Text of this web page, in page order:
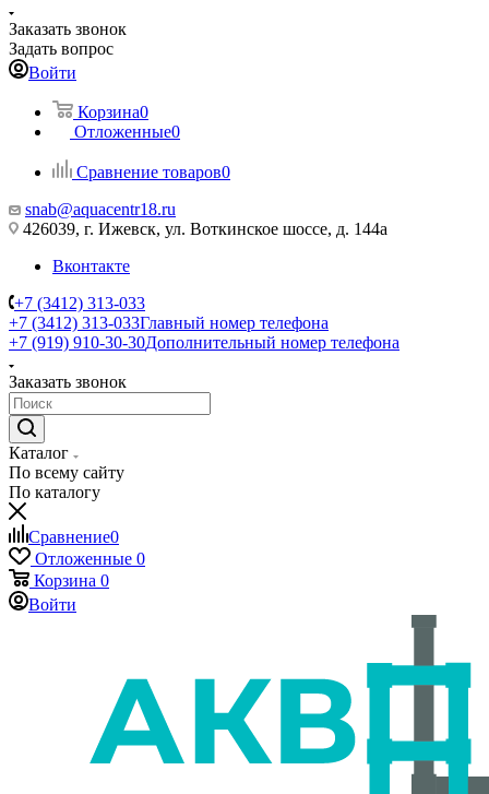
Заказать звонок
Задать вопрос
Войти
Корзина0
Отложенные0
Сравнение товаров0
snab@aquacentr18.ru
426039, г. Ижевск, ул. Воткинское шоссе, д. 144а
Вконтакте
+7 (3412) 313-033
+7 (3412) 313-033Главный номер телефона
+7 (919) 910-30-30Дополнительный номер телефона
Заказать звонок
Каталог
По всему сайту
По каталогу
Сравнение0
Отложенные 0
Корзина 0
Войти